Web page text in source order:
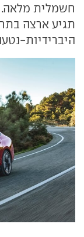
היברידיות-